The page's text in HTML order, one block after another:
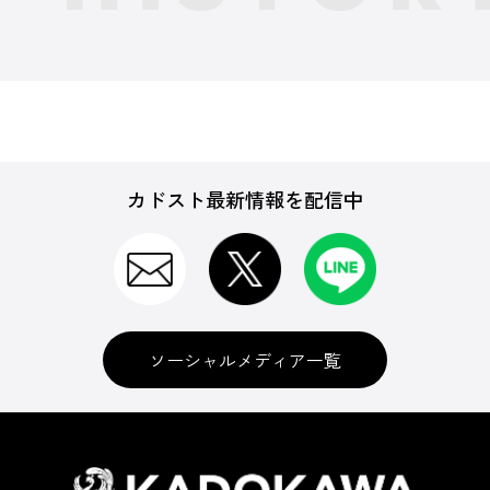
カドスト最新情報を配信中
ソーシャルメディア一覧